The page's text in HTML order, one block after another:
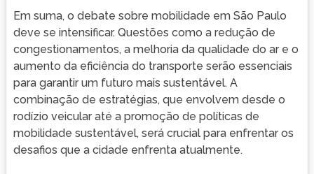
Em suma, o debate sobre mobilidade em São Paulo
deve se intensificar. Questões como a redução de
congestionamentos, a melhoria da qualidade do ar e o
aumento da eficiência do transporte serão essenciais
para garantir um futuro mais sustentável. A
combinação de estratégias, que envolvem desde o
rodízio veicular até a promoção de políticas de
mobilidade sustentável, será crucial para enfrentar os
desafios que a cidade enfrenta atualmente.